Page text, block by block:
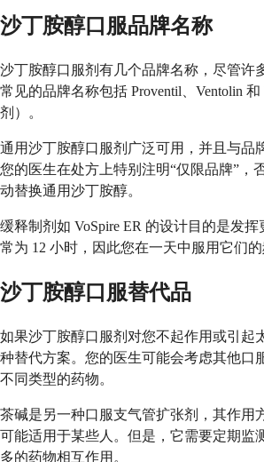
沙丁胺醇口服品牌名称
沙丁胺醇口服剂有几个品牌名称，尽管许
常见的品牌名称包括 Proventil、Ventolin 和
剂）。
通用沙丁胺醇口服剂广泛可用，并且与品
您的医生在处方上特别注明“仅限品牌”，
动替换通用沙丁胺醇。
缓释制剂如 VoSpire ER 的设计目的是发
常为 12 小时，因此您在一天中服用它们的
沙丁胺醇口服替代品
如果沙丁胺醇口服剂对您不起作用或引起
种替代方案。您的医生可能会考虑其他口
不同类型的药物。
茶碱是另一种口服支气管扩张剂，其作用
可能适用于某些人。但是，它需要定期监
多的药物相互作用。